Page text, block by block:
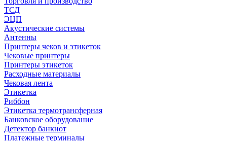
ТСД
ЭЦП
Акустические системы
Антенны
Принтеры чеков и этикеток
Чековые принтеры
Принтеры этикеток
Расходные материалы
Чековая лента
Этикетка
Риббон
Этикетка термотрансферная
Банковское оборудование
Детектор банкнот
Платежные терминалы